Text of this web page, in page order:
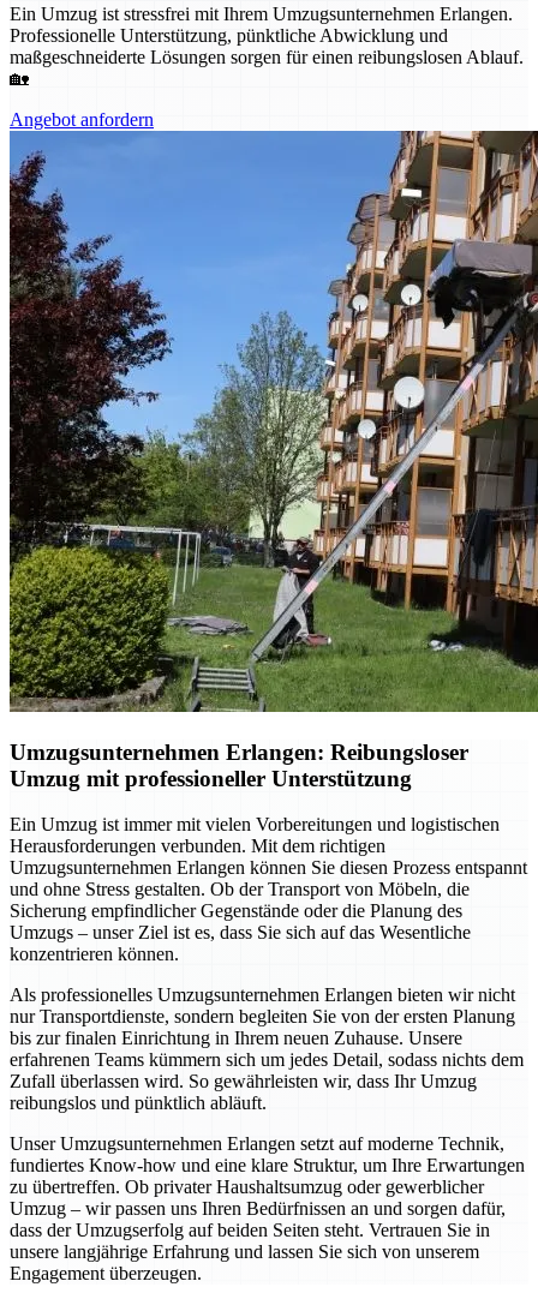
Ein Umzug ist stressfrei mit Ihrem Umzugsunternehmen Erlangen.
Professionelle Unterstützung, pünktliche Abwicklung und
maßgeschneiderte Lösungen sorgen für einen reibungslosen Ablauf.
🏡
Angebot anfordern
Umzugsunternehmen Erlangen: Reibungsloser
Umzug mit professioneller Unterstützung
Ein Umzug ist immer mit vielen Vorbereitungen und logistischen
Herausforderungen verbunden. Mit dem richtigen
Umzugsunternehmen Erlangen können Sie diesen Prozess entspannt
und ohne Stress gestalten. Ob der Transport von Möbeln, die
Sicherung empfindlicher Gegenstände oder die Planung des
Umzugs – unser Ziel ist es, dass Sie sich auf das Wesentliche
konzentrieren können.
Als professionelles Umzugsunternehmen Erlangen bieten wir nicht
nur Transportdienste, sondern begleiten Sie von der ersten Planung
bis zur finalen Einrichtung in Ihrem neuen Zuhause. Unsere
erfahrenen Teams kümmern sich um jedes Detail, sodass nichts dem
Zufall überlassen wird. So gewährleisten wir, dass Ihr Umzug
reibungslos und pünktlich abläuft.
Unser Umzugsunternehmen Erlangen setzt auf moderne Technik,
fundiertes Know-how und eine klare Struktur, um Ihre Erwartungen
zu übertreffen. Ob privater Haushaltsumzug oder gewerblicher
Umzug – wir passen uns Ihren Bedürfnissen an und sorgen dafür,
dass der Umzugserfolg auf beiden Seiten steht. Vertrauen Sie in
unsere langjährige Erfahrung und lassen Sie sich von unserem
Engagement überzeugen.